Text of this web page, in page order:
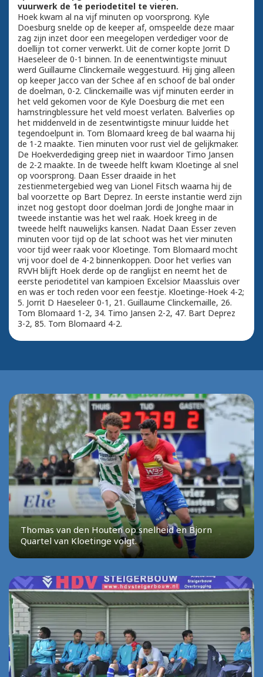
vuurwerk de 1e periodetitel te vieren.
Hoek kwam al na vijf minuten op voorsprong. Kyle
Doesburg snelde op de keeper af, omspeelde deze maar
zag zijn inzet door een meegelopen verdediger voor de
doellijn tot corner verwerkt. Uit de corner kopte Jorrit D
Haeseleer de 0-1 binnen. In de eenentwintigste minuut
werd Guillaume Clinckemaile weggestuurd. Hij ging alleen
op keeper Jacco van der Schee af en schoof de bal onder
de doelman, 0-2. Clinckemaille was vijf minuten eerder in
het veld gekomen voor de Kyle Doesburg die met een
hamstringblessure het veld moest verlaten. Balverlies op
het middenveld in de zesentwintigste minuur luidde het
tegendoelpunt in. Tom Blomaard kreeg de bal waarna hij
de 1-2 maakte. Tien minuten voor rust viel de gelijkmaker.
De Hoekverdediging greep niet in waardoor Timo Jansen
de 2-2 maakte. In de tweede helft kwam Kloetinge al snel
op voorsprong. Daan Esser draaide in het
zestienmetergebied weg van Lionel Fitsch waarna hij de
bal voorzette op Bart Deprez. In eerste instantie werd zijn
inzet nog gestopt door doelman Jordi de Jonghe maar in
tweede instantie was het wel raak. Hoek kreeg in de
tweede helft nauwelijks kansen. Nadat Daan Esser zeven
minuten voor tijd op de lat schoot was het vier minuten
voor tijd weer raak voor Kloetinge. Tom Blomaard mocht
vrij voor doel de 4-2 binnenkoppen. Door het verlies van
RVVH blijft Hoek derde op de ranglijst en neemt het de
eerste periodetitel van kampioen Excelsior Maassluis over
en was er toch reden voor een feestje. Kloetinge-Hoek 4-2;
5. Jorrit D Haeseleer 0-1, 21. Guillaume Clinckemaille, 26.
Tom Blomaard 1-2, 34. Timo Jansen 2-2, 47. Bart Deprez
3-2, 85. Tom Blomaard 4-2.
Thomas van den Houten op snelheid en Bjorn
Quartel van Kloetinge volgt.